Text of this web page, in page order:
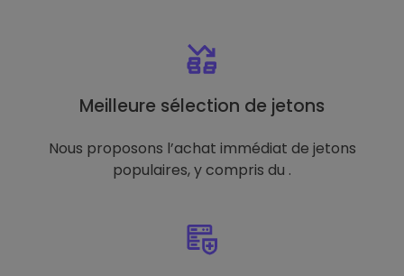
Meilleure sélection de jetons
Nous proposons l’achat immédiat de jetons
populaires, y compris du .